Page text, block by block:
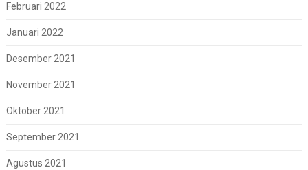
Februari 2022
Januari 2022
Desember 2021
November 2021
Oktober 2021
September 2021
Agustus 2021